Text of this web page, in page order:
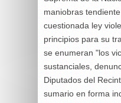
maniobras
cuestionada ley
principios para su
se enumeran "los
sustanciales,
Diputados del
sumario en forma